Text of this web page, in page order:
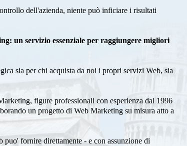
dell'azienda, niente può inficiare i risultati
un servizio essenziale per raggiungere migliori
sia per chi acquista da noi i propri servizi Web, sia
figure professionali con esperienza dal 1996
un progetto di Web Marketing su misura atto a
fornire direttamente - e con assunzione di